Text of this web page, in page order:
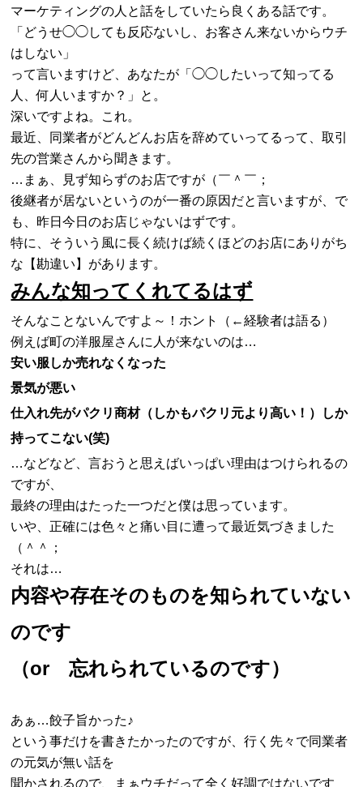
マーケティングの人と話をしていたら良くある話です。
「どうせ◯◯しても反応ないし、お客さん来ないからウチ
はしない」
って言いますけど、あなたが「◯◯したいって知ってる
人、何人いますか？」と。
深いですよね。これ。
最近、同業者がどんどんお店を辞めていってるって、取引
先の営業さんから聞きます。
…まぁ、見ず知らずのお店ですが（￣＾￣；
後継者が居ないというのが一番の原因だと言いますが、で
も、昨日今日のお店じゃないはずです。
特に、そういう風に長く続けば続くほどのお店にありがち
な【勘違い】があります。
みんな知ってくれてるはず
そんなことないんですよ～！ホント（←経験者は語る）
例えば町の洋服屋さんに人が来ないのは…
安い服しか売れなくなった
景気が悪い
仕入れ先がパクリ商材（しかもパクリ元より高い！）しか
持ってこない(笑)
…などなど、言おうと思えばいっぱい理由はつけられるの
ですが、
最終の理由はたった一つだと僕は思っています。
いや、正確には色々と痛い目に遭って最近気づきました
（＾＾；
それは…
内容や存在そのものを知られていない
のです
（or 忘れられているのです）
あぁ…餃子旨かった♪
という事だけを書きたかったのですが、行く先々で同業者
の元気が無い話を
聞かされるので、まぁウチだって全く好調ではないです